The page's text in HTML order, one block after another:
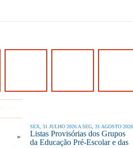
»
SEX, 31 JULHO 2026 A SEG, 31 AGOSTO 2026
Listas Provisórias dos Grupos
da Educação Pré-Escolar e das